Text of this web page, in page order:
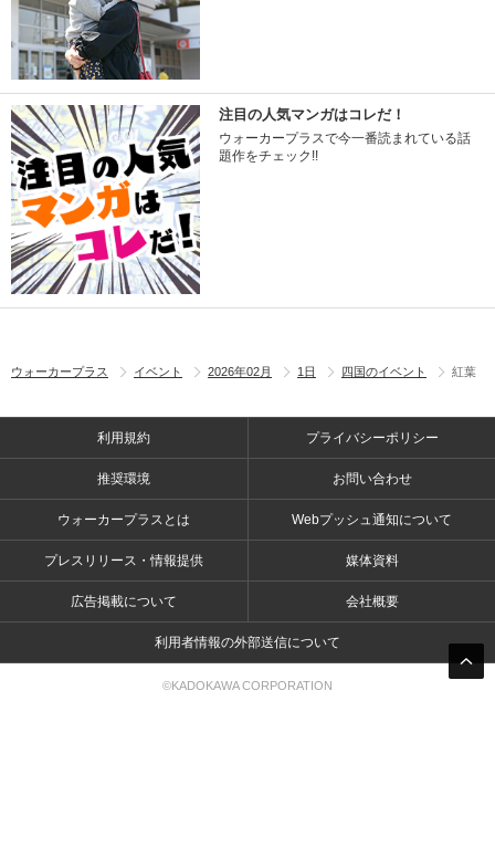
注目の人気マンガはコレだ！
ウォーカープラスで今一番読まれている話
題作をチェック!!
ウォーカープラス イベント 2026年02月 1日 四国のイベント 紅葉
利用規約 プライバシーポリシー
推奨環境 お問い合わせ
ウォーカープラスとは Webプッシュ通知について
プレスリリース・情報提供 媒体資料
広告掲載について 会社概要
利用者情報の外部送信について
©KADOKAWA CORPORATION